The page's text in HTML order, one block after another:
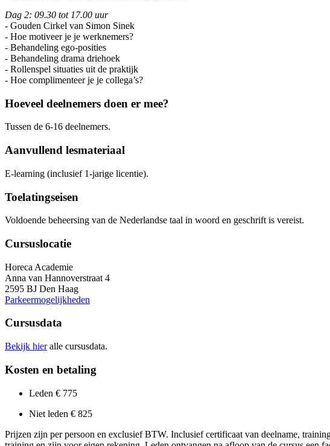
Dag 2: 09.30 tot 17.00 uur
- Gouden Cirkel van Simon Sinek
- Hoe motiveer je je werknemers?
- Behandeling ego-posities
- Behandeling drama driehoek
- Rollenspel situaties uit de praktijk
- Hoe complimenteer je je collega’s?
Hoeveel deelnemers doen er mee?
Tussen de 6-16 deelnemers.
Aanvullend lesmateriaal
E-learning (inclusief 1-jarige licentie).
Toelatingseisen
Voldoende beheersing van de Nederlandse taal in woord en geschrift is vereist.
Cursuslocatie
Horeca Academie
Anna van Hannoverstraat 4
2595 BJ Den Haag
Parkeermogelijkheden
Cursusdata
Bekijk hieralle cursusdata.
Kosten en betaling
Leden € 775
Niet leden € 825
Prijzen zijn per persoon en exclusief BTW. Inclusief certificaat van deelname,